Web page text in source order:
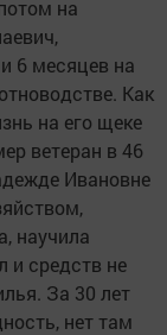
на
6 месяцев на
Как
на его щеке
ветеран в 46
Ивановне
научила
и средств не
За 30 лет
нет там